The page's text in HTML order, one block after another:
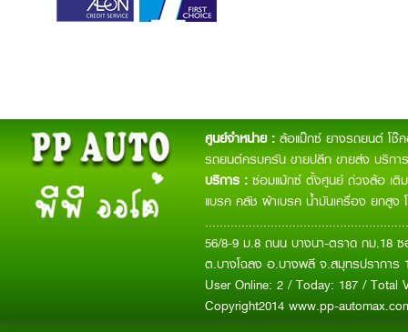
ศูนย์จำหน่าย : ล้อแม๊กซ์ ยางรถยนต์ โ
รถยนต์ครบครัน ขายปลีก ขายส่ง บริกา
บริการ : ซ่อมแม้กซ์ ตั้งศูนย์ ถ่วงล้อ เติ
แบรค คลัช ผ้าเบรค น้ำมันเครื่อง ยกสูง
56/8-9 ม.8 ถนน บางนา-ตราด กม.18
ต.บางโฉลง อ.บางพลี จ.สมุทรปราการ
User Online: 2 / Today: 187 / Total
Copyright2014 www.pp-